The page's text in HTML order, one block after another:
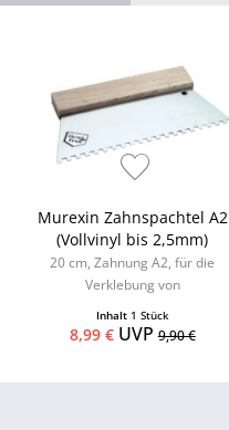
Murexin Zahnspachtel A2
(Vollvinyl bis 2,5mm)
20 cm, Zahnung A2, für die
Verklebung von
Boden
Inhalt 1 Stück
8,99 €UVP9,90 €